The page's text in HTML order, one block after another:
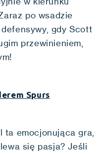
po wsadzie
gdy Scott
przewinieniem,
Spurs
ta emocjonująca gra,
się pasja? Jeśli